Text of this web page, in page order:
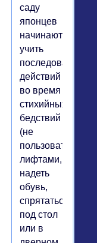
саду
японцев
начинают
учить
действий
во время
стихийных
бедствий
(не
пользоваться
лифтами,
надеть
обувь,
спрятаться
под стол
или в